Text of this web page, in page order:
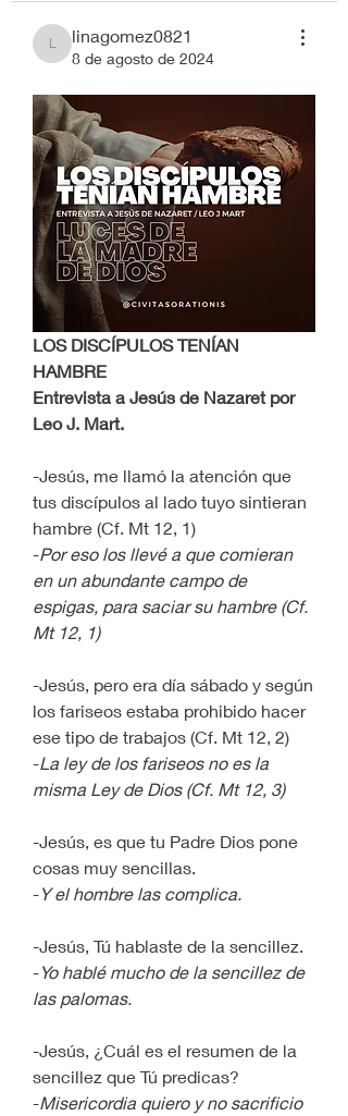
linagomez0821
linagomez0821
8 de agosto de 2024
LOS DISCÍPULOS TENÍAN
HAMBRE
Entrevista a Jesús de Nazaret por
Leo J. Mart.
-Jesús, me llamó la atención que
tus discípulos al lado tuyo sintieran
hambre (Cf. Mt 12, 1)
-Por eso los llevé a que comieran
en un abundante campo de
espigas, para saciar su hambre (Cf.
Mt 12, 1)
-Jesús, pero era día sábado y según
los fariseos estaba prohibido hacer
ese tipo de trabajos (Cf. Mt 12, 2)
-La ley de los fariseos no es la
misma Ley de Dios (Cf. Mt 12, 3)
-Jesús, es que tu Padre Dios pone
cosas muy sencillas.
-Y el hombre las complica.
-Jesús, Tú hablaste de la sencillez.
-Yo hablé mucho de la sencillez de
las palomas.
-Jesús, ¿Cuál es el resumen de la
sencillez que Tú predicas?
-Misericordia quiero y no sacrificio